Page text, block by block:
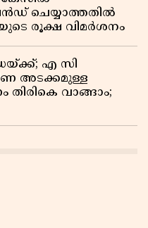
ചെയ്യാത്തതിൽ
രൂക്ഷ വിമർശനം
എ സി
അടക്കമുള്ള
തിരികെ വാങ്ങാം;